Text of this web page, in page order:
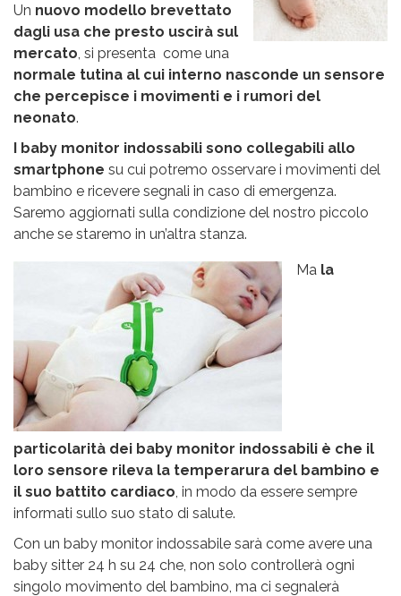
Un nuovo modello brevettato
dagli usa che presto uscirà sul
mercato , si presenta come una
normale tutina al cui interno nasconde un sensore
che percepisce i movimenti e i rumori del
neonato.
I baby monitor indossabili sono collegabili allo
smartphone su cui potremo osservare i movimenti del
bambino e ricevere segnali in caso di emergenza.
Saremo aggiornati sulla condizione del nostro piccolo
anche se staremo in un’altra stanza.
Ma la
particolarità dei baby monitor indossabili è che il
loro sensore rileva la temperarura del bambino e
il suo battito cardiaco , in modo da essere sempre
informati sullo suo stato di salute.
Con un baby monitor indossabile sarà come avere una
baby sitter 24 h su 24 che, non solo controllerà ogni
singolo movimento del bambino, ma ci segnalerà